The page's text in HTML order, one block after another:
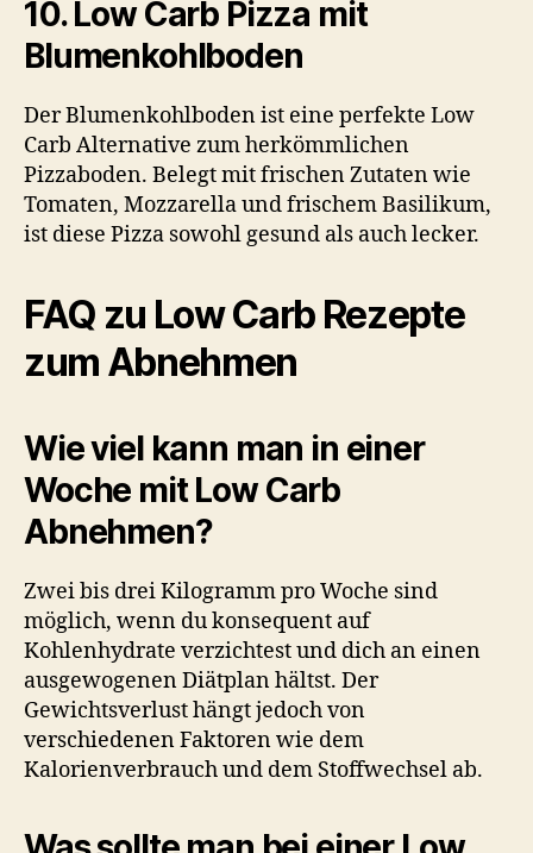
10. Low Carb Pizza mit
Blumenkohlboden
Der Blumenkohlboden ist eine perfekte Low
Carb Alternative zum herkömmlichen
Pizzaboden. Belegt mit frischen Zutaten wie
Tomaten, Mozzarella und frischem Basilikum,
ist diese Pizza sowohl gesund als auch lecker.
FAQ zu Low Carb Rezepte
zum Abnehmen
Wie viel kann man in einer
Woche mit Low Carb
Abnehmen?
Zwei bis drei Kilogramm pro Woche sind
möglich, wenn du konsequent auf
Kohlenhydrate verzichtest und dich an einen
ausgewogenen Diätplan hältst. Der
Gewichtsverlust hängt jedoch von
verschiedenen Faktoren wie dem
Kalorienverbrauch und dem Stoffwechsel ab.